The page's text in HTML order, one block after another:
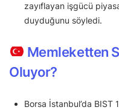
zayıflayan işgücü
duyduğunu söyledi.
Memleketten
Oluyor?
Borsa İstanbul’da